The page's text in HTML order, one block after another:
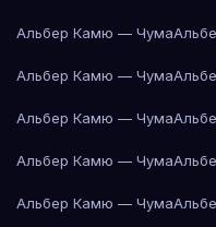
Альбер Камю — Чума
Альбер Камю — Чума
Альбер Камю — Чума
Альбер Камю — Чума
Альбер Камю — Чума